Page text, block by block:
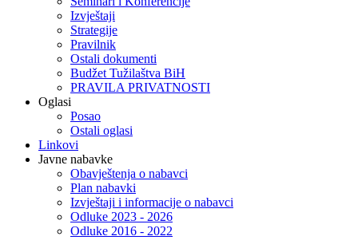
Izvještaji
Strategije
Pravilnik
Ostali dokumenti
Budžet Tužilaštva BiH
PRAVILA PRIVATNOSTI
Oglasi
Posao
Ostali oglasi
Linkovi
Javne nabavke
Obavještenja o nabavci
Plan nabavki
Izvještaji i informacije o nabavci
Odluke 2023 - 2026
Odluke 2016 - 2022